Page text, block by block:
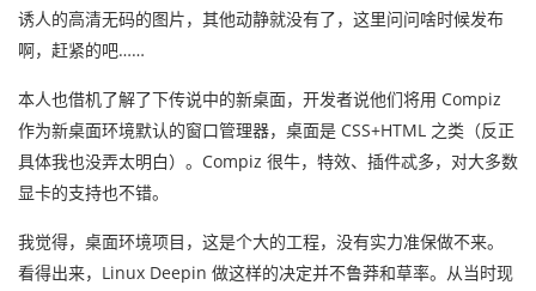
诱人的高清无码的图片，其他动静就没有了，这里问问啥时候发布
啊，赶紧的吧……
本人也借机了解了下传说中的新桌面，开发者说他们将用 Compiz
作为新桌面环境默认的窗口管理器，桌面是 CSS+HTML 之类（反正
具体我也没弄太明白）。Compiz 很牛，特效、插件忒多，对大多数
显卡的支持也不错。
我觉得，桌面环境项目，这是个大的工程，没有实力准保做不来。
看得出来，Linux Deepin 做这样的决定并不鲁莽和草率。从当时现